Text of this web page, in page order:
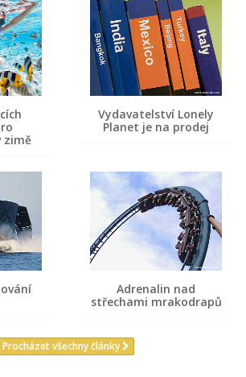
zimě
Vydavatelství Lonely
Planet je na prodej
Adrenalin nad
střechami mrakodrapů
Procházet všechny články